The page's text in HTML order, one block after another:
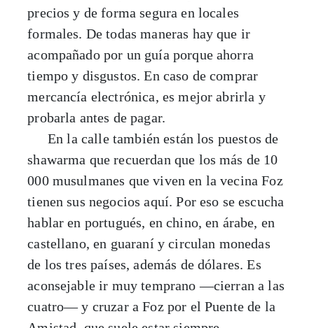
precios y de forma segura en locales
formales. De todas maneras hay que ir
acompañado por un guía porque ahorra
tiempo y disgustos. En caso de comprar
mercancía electrónica, es mejor abrirla y
probarla antes de pagar.
En la calle también están los puestos de
shawarma que recuerdan que los más de 10
000 musulmanes que viven en la vecina Foz
tienen sus negocios aquí. Por eso se escucha
hablar en portugués, en chino, en árabe, en
castellano, en guaraní y circulan monedas
de los tres países, además de dólares. Es
aconsejable ir muy temprano —cierran a las
cuatro— y cruzar a Foz por el Puente de la